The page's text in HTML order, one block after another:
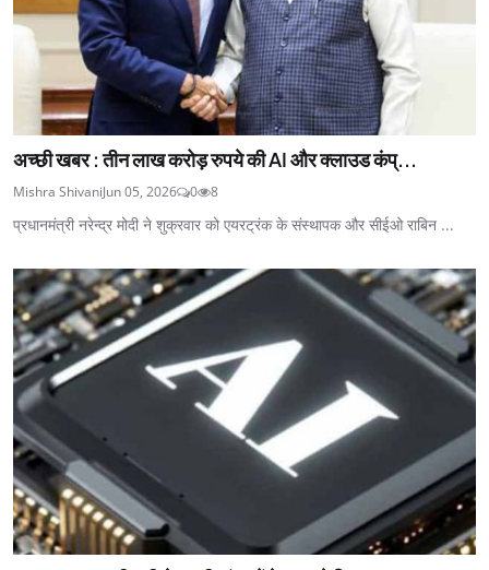
अच्छी खबर : तीन लाख करोड़ रुपये की AI और क्लाउड कंप्...
Mishra ShivaniJun 05, 2026 0 8
प्रधानमंत्री नरेन्द्र मोदी ने शुक्रवार को एयरट्रंक के संस्थापक और सीईओ राबिन ...